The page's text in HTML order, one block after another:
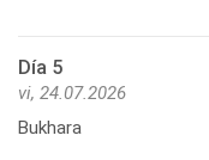
Día 5
vi, 24.07.2026
Bukhara